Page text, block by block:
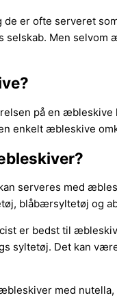
er ofte serveret
Men
på en
enkelt æbleskive
serveres med
blåbærsyltetøj og
er bedst til
syltetøj. Det kan
med